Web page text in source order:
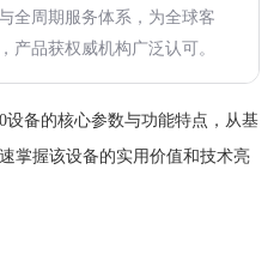
全周期服务体系，为全球客
产品获权威机构广泛认可。
设备的核心参数与功能特点，从基
掌握该设备的实用价值和技术亮